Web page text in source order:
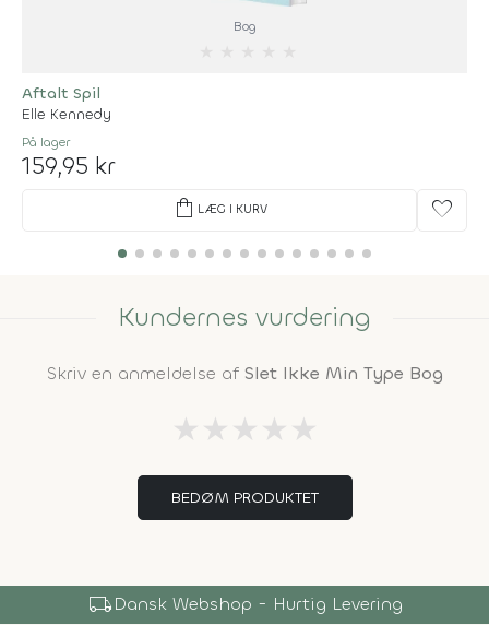
Bog
Aftalt Spil
Elle Kennedy
På lager
159,95 kr
shopping_bag LÆG I KURV favorite
Kundernes vurdering
Skriv en anmeldelse af Slet Ikke Min Type Bog
★ ★ ★ ★ ★
BEDØM PRODUKTET
local_shippingDansk Webshop - Hurtig Levering